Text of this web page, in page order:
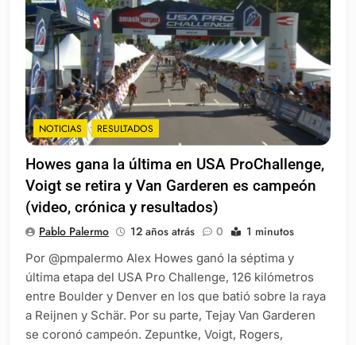
NOTICIAS RESULTADOS
Howes gana la última en USA ProChallenge,
Voigt se retira y Van Garderen es campeón
(video, crónica y resultados)
Pablo Palermo 12 años atrás 0 1 minutos
Por @pmpalermo Alex Howes ganó la séptima y
última etapa del USA Pro Challenge, 126 kilómetros
entre Boulder y Denver en los que batió sobre la raya
a Reijnen y Schär. Por su parte, Tejay Van Garderen
se coronó campeón. Zepuntke, Voigt, Rogers,